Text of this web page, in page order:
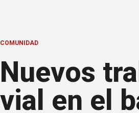
COMUNIDAD
Nuevos
vial en el